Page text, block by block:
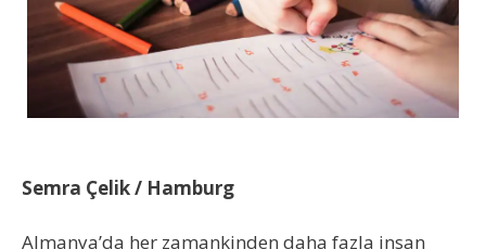
Semra Çelik / Hamburg
Almanya’da her zamankinden daha fazla insan